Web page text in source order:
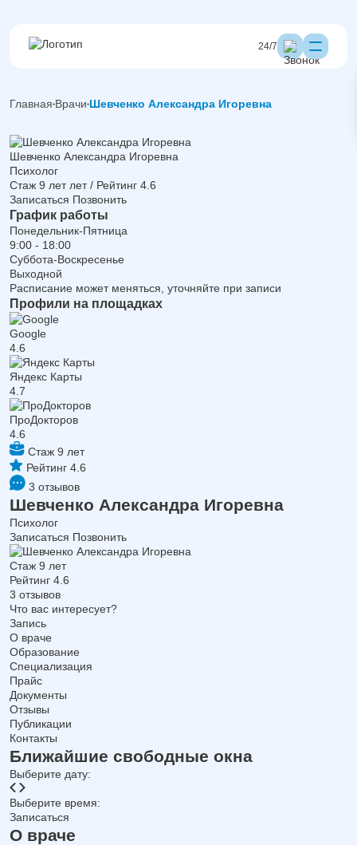
24/7
Главная Врачи Шевченко Александра Игоревна
Шевченко Александра Игоревна
Психолог
Стаж 9 лет лет / Рейтинг 4.6
Записаться Позвонить
График работы
Понедельник-Пятница
9:00 - 18:00
Суббота-Воскресенье
Выходной
Расписание может меняться, уточняйте при записи
Профили на площадках
Google
4.6
Яндекс Карты
4.7
ПроДокторов
4.6
Стаж 9 лет
Рейтинг 4.6
3 отзывов
Шевченко Александра Игоревна
Психолог
Записаться Позвонить
Стаж 9 лет
Рейтинг 4.6
3 отзывов
Что вас интересует?
Запись
О враче
Образование
Специализация
Прайс
Документы
Отзывы
Публикации
Контакты
Ближайшие свободные окна
Выберите дату:
Выберите время:
Записаться
О враче